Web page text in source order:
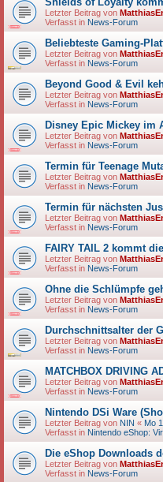
Letzter Beitrag von
Verfasst in News-Forum
Beliebteste Gaming-
Letzter Beitrag von
Verfasst in News-Forum
Beyond Good & Evil
Letzter Beitrag von
Verfasst in News-Forum
Disney Epic Mickey im
Letzter Beitrag von
Verfasst in News-Forum
Termin für Teenage
Letzter Beitrag von
Verfasst in News-Forum
Termin für nächsten
Letzter Beitrag von
Verfasst in News-Forum
FAIRY TAIL 2 kommt
Letzter Beitrag von
Verfasst in News-Forum
Ohne die Schlümpfe
Letzter Beitrag von
Verfasst in News-Forum
Durchschnittsalter der
Letzter Beitrag von
Verfasst in News-Forum
MATCHBOX DRIVING
Letzter Beitrag von
Verfasst in News-Forum
Nintendo DSi Ware
Letzter Beitrag von NIN « Mo
Verfasst in Nintendo eShop:
Die eShop Downloads
Letzter Beitrag von
Verfasst in News-Forum